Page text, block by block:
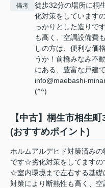
備考
徒歩32分の場所に桐
化対策をしています
っかりとした造りで
も高く、空調設備費
しの方は、便利な価
うか！前橋みなみ不
にある、豊富な戸建
info@maebashi-
(^^)
【中古】桐生市相生
(おすすめポイント)
ホルムアルデヒド対策済み
です☆劣化対策をしてますの
☆室内環境まで左右する基
対策により断熱性も高く、